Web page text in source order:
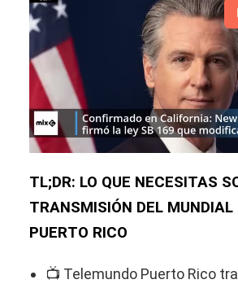
TL;DR: LO QUE NECESITAS
TRANSMISIÓN DEL
PUERTO RICO
📺 Telemundo Puerto Rico